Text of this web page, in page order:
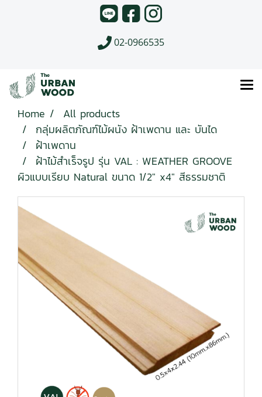
02-0966535
Home
All products
กลุ่มผลิตภัณฑ์ไม้ผนัง ฝ้าเพดาน และ บันได
ฝ้าเพดาน
ฝ้าไม้สำเร็จรูป รุ่น VAL : WEATHER GROOVE
ผิวแบบเรียบ Natural ขนาด 1/2" x4" สีธรรมชาติ